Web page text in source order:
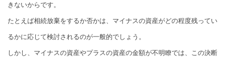
きないからです。
たとえば相続放棄をするか否かは、マイナスの資産がどの程度残ってい
るかに応じて検討されるのが一般的でしょう。
しかし、マイナスの資産やプラスの資産の金額が不明瞭では、この決断